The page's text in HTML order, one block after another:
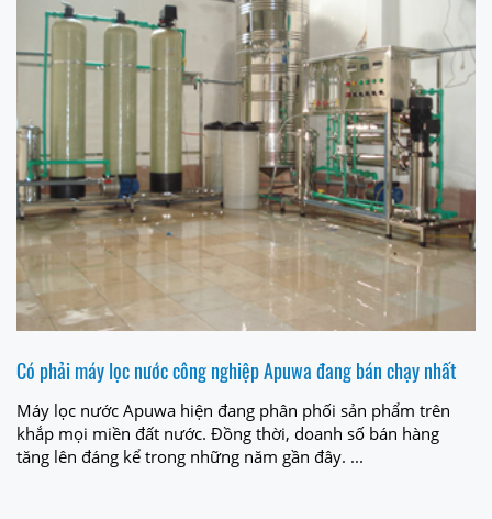
Có phải máy lọc nước công nghiệp Apuwa đang bán chạy nhất
Máy lọc nước Apuwa hiện đang phân phối sản phẩm trên
khắp mọi miền đất nước. Đồng thời, doanh số bán hàng
tăng lên đáng kể trong những năm gần đây. ...